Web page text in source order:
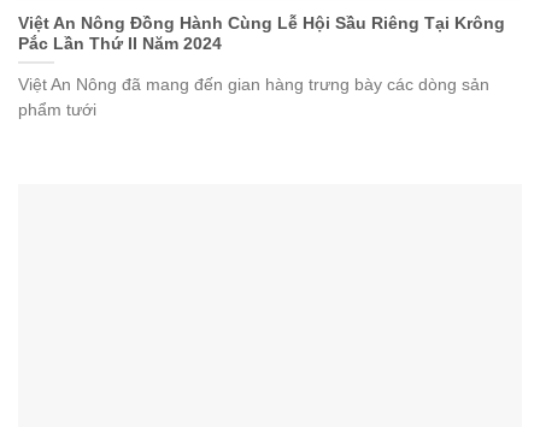
Việt An Nông Đồng Hành Cùng Lễ Hội Sầu Riêng Tại Krông
Pắc Lần Thứ II Năm 2024
Việt An Nông đã mang đến gian hàng trưng bày các dòng sản
phẩm tưới